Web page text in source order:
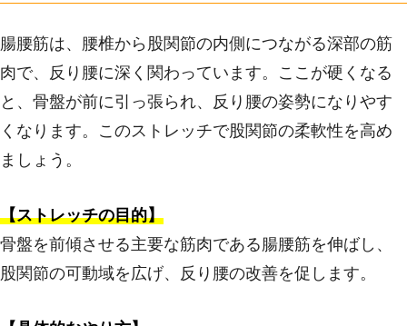
腸腰筋は、腰椎から股関節の内側につながる深部の筋
肉で、反り腰に深く関わっています。ここが硬くなる
と、骨盤が前に引っ張られ、反り腰の姿勢になりやす
くなります。このストレッチで股関節の柔軟性を高め
ましょう。
【ストレッチの目的】
骨盤を前傾させる主要な筋肉である腸腰筋を伸ばし、
股関節の可動域を広げ、反り腰の改善を促します。